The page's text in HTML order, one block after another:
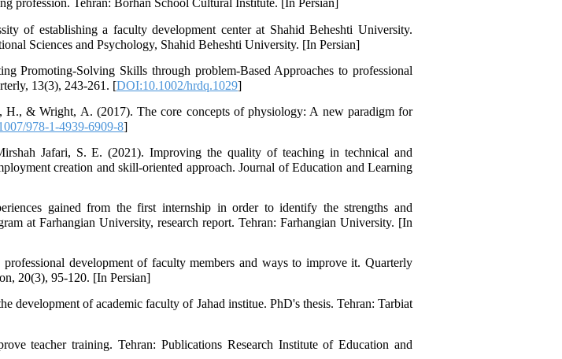
profession. Tehran: Borhan School Cultural Institute. [In Persian]
of establishing a faculty development center at Shahid Beheshti University.
Sciences and Psychology, Shahid Beheshti University. [In Persian]
Promoting-Solving Skills through problem-Based Approaches to professional
13(3), 243-261. [DOI:10.1002/hrdq.1029]
& Wright, A. (2017). The core concepts of physiology: A new paradigm for
978-1-4939-6909-8]
Jafari, S. E. (2021). Improving the quality of teaching in technical and
creation and skill-oriented approach. Journal of Education and Learning
gained from the first internship in order to identify the strengths and
at Farhangian University, research report. Tehran: Farhangian University. [In
development of faculty members and ways to improve it. Quarterly
20(3), 95-120. [In Persian]
development of academic faculty of Jahad institue. PhD's thesis. Tehran: Tarbiat
teacher training. Tehran: Publications Research Institute of Education and